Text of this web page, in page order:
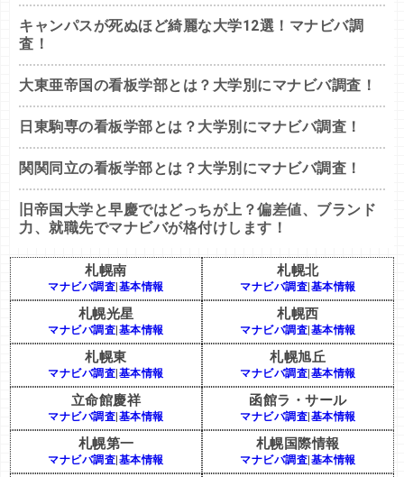
キャンパスが死ぬほど綺麗な大学12選！マナビバ調
査！
大東亜帝国の看板学部とは？大学別にマナビバ調査！
日東駒専の看板学部とは？大学別にマナビバ調査！
関関同立の看板学部とは？大学別にマナビバ調査！
旧帝国大学と早慶ではどっちが上？偏差値、ブランド
力、就職先でマナビバが格付けします！
札幌南
マナビバ調査 基本情報
札幌北
マナビバ調査 基本情報
札幌光星
マナビバ調査 基本情報
札幌西
マナビバ調査 基本情報
札幌東
マナビバ調査 基本情報
札幌旭丘
マナビバ調査 基本情報
立命館慶祥
マナビバ調査 基本情報
函館ラ・サール
マナビバ調査 基本情報
札幌第一
マナビバ調査 基本情報
札幌国際情報
マナビバ調査 基本情報